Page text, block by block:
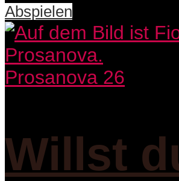
Abspielen
Prosanova 26
Willst